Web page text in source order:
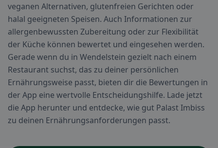
veganen Alternativen, glutenfreien Gerichten oder
halal geeigneten Speisen. Auch Informationen zur
allergenbewussten Zubereitung oder zur Flexibilität
der Küche können bewertet und eingesehen werden.
Gerade wenn du in Wendelstein gezielt nach einem
Restaurant suchst, das zu deiner persönlichen
Ernährungsweise passt, bieten dir die Bewertungen in
der App eine wertvolle Entscheidungshilfe. Lade jetzt
die App herunter und entdecke, wie gut Palast Imbiss
zu deinen Ernährungsanforderungen passt.